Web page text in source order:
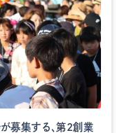
募集する、第2創業